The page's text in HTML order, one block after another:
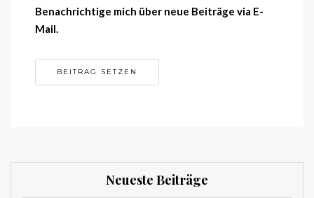
Benachrichtige mich über neue Beiträge via E-
Mail.
Neueste Beiträge